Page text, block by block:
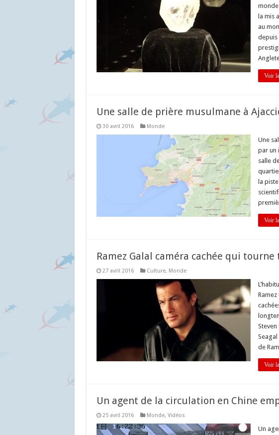
monde
la mis
au
depuis
Voir
Une salle de prière musulmane à
30 avril 2016 Monde
Une
par un
salle
la
Voir
Ramez Galal caméra cachée qui tourne
27 avril 2016 Culture, Monde
Steven
Seagal
de
Voir
Un agent de la circulation en Chine
25 avril 2016 Monde, Vidéos
Un